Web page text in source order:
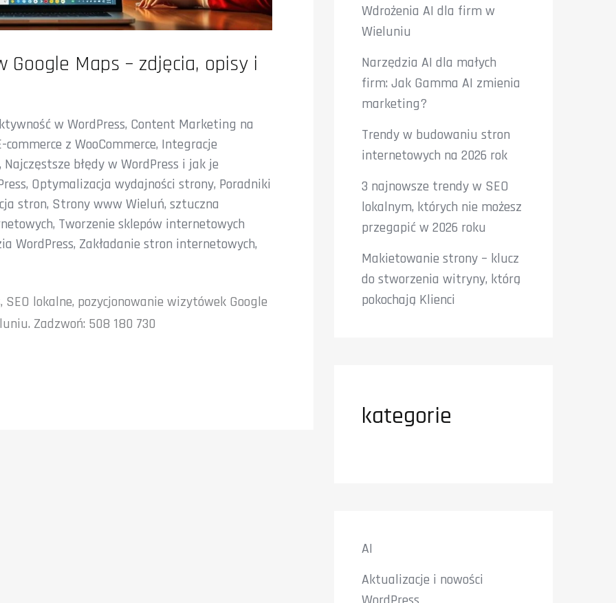
Maps – zdjęcia, opisy i
w WordPress, Content Marketing na
commerce z WooCommerce, Integracje
, Najczęstsze błędy w WordPress i jak je
, Optymalizacja wydajności strony, Poradniki
stron, Strony www Wieluń, sztuczna
, Tworzenie sklepów internetowych
WordPress, Zakładanie stron internetowych,
lokalne, pozycjonowanie wizytówek Google
Zadzwoń: 508 180 730
Wdrożenia AI dla firm w
Wieluniu
Narzędzia AI dla małych
firm: Jak Gamma AI zmienia
marketing?
Trendy w budowaniu stron
internetowych na 2026 rok
3 najnowsze trendy w SEO
lokalnym, których nie możesz
przegapić w 2026 roku
Makietowanie strony – klucz
do stworzenia witryny, którą
pokochają Klienci
kategorie
AI
Aktualizacje i nowości